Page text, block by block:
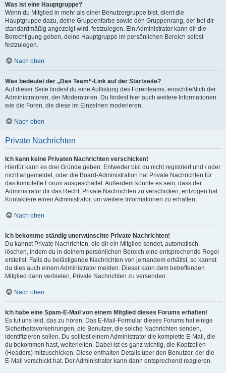
Was ist eine Hauptgruppe?
Wenn du Mitglied in mehr als einer Benutzergruppe bist, dient die
Hauptgruppe dazu, deine Gruppenfarbe sowie den Gruppenrang, der bei dir
standardmäßig angezeigt wird, festzulegen. Ein Administrator kann dir die
Berechtigung geben, deine Hauptgruppe im persönlichen Bereich selbst
festzulegen.
Nach oben
Was bedeutet der „Das Team“-Link auf der Startseite?
Auf dieser Seite findest du eine Auflistung des Forenteams, einschließlich der
Administratoren, der Moderatoren. Du findest hier auch weitere Informationen
wie die Foren, die diese im Einzelnen moderieren.
Nach oben
Private Nachrichten
Ich kann keine Privaten Nachrichten verschicken!
Hierfür kann es drei Gründe geben: Entweder bist du nicht registriert und / oder
nicht angemeldet, oder die Board-Administration hat Private Nachrichten für
das komplette Forum ausgeschaltet. Außerdem könnte es sein, dass der
Administrator dir das Recht, Private Nachrichten zu verschicken, entzogen hat.
Kontaktiere einen Administrator, um weitere Informationen zu erhalten.
Nach oben
Ich bekomme ständig unerwünschte Private Nachrichten!
Du kannst Private Nachrichten, die dir ein Mitglied sendet, automatisch
löschen, indem du in deinem persönlichen Bereich eine entsprechende Regel
erstellst. Falls du belästigende Nachrichten von jemandem erhältst, so kannst
du dies auch einem Administrator melden. Dieser kann dem betreffenden
Mitglied dann verbieten, Private Nachrichten zu versenden.
Nach oben
Ich habe eine Spam-E-Mail von einem Mitglied dieses Forums erhalten!
Es tut uns leid, das zu hören. Das E-Mail-Formular dieses Forums hat einige
Sicherheitsvorkehrungen, die Benutzer, die solche Nachrichten senden,
identifizieren sollen. Du solltest einem Administrator die komplette E-Mail, die
du bekommen hast, weiterleiten. Dabei ist es ganz wichtig, die Kopfzeilen
(Headers) mitzuschicken. Diese enthalten Details über den Benutzer, der die
E-Mail verschickt hat. Der Administrator kann dann entsprechend reagieren.